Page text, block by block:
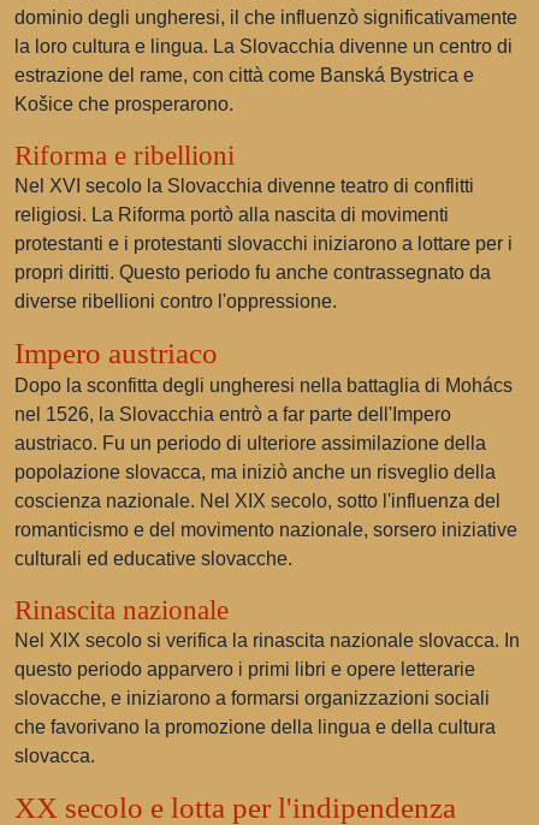
dominio degli ungheresi, il che influenzò significativamente
la loro cultura e lingua. La Slovacchia divenne un centro di
estrazione del rame, con città come Banská Bystrica e
Košice che prosperarono.
Riforma e ribellioni
Nel XVI secolo la Slovacchia divenne teatro di conflitti
religiosi. La Riforma portò alla nascita di movimenti
protestanti e i protestanti slovacchi iniziarono a lottare per i
propri diritti. Questo periodo fu anche contrassegnato da
diverse ribellioni contro l'oppressione.
Impero austriaco
Dopo la sconfitta degli ungheresi nella battaglia di Mohács
nel 1526, la Slovacchia entrò a far parte dell'Impero
austriaco. Fu un periodo di ulteriore assimilazione della
popolazione slovacca, ma iniziò anche un risveglio della
coscienza nazionale. Nel XIX secolo, sotto l'influenza del
romanticismo e del movimento nazionale, sorsero iniziative
culturali ed educative slovacche.
Rinascita nazionale
Nel XIX secolo si verifica la rinascita nazionale slovacca. In
questo periodo apparvero i primi libri e opere letterarie
slovacche, e iniziarono a formarsi organizzazioni sociali
che favorivano la promozione della lingua e della cultura
slovacca.
XX secolo e lotta per l'indipendenza